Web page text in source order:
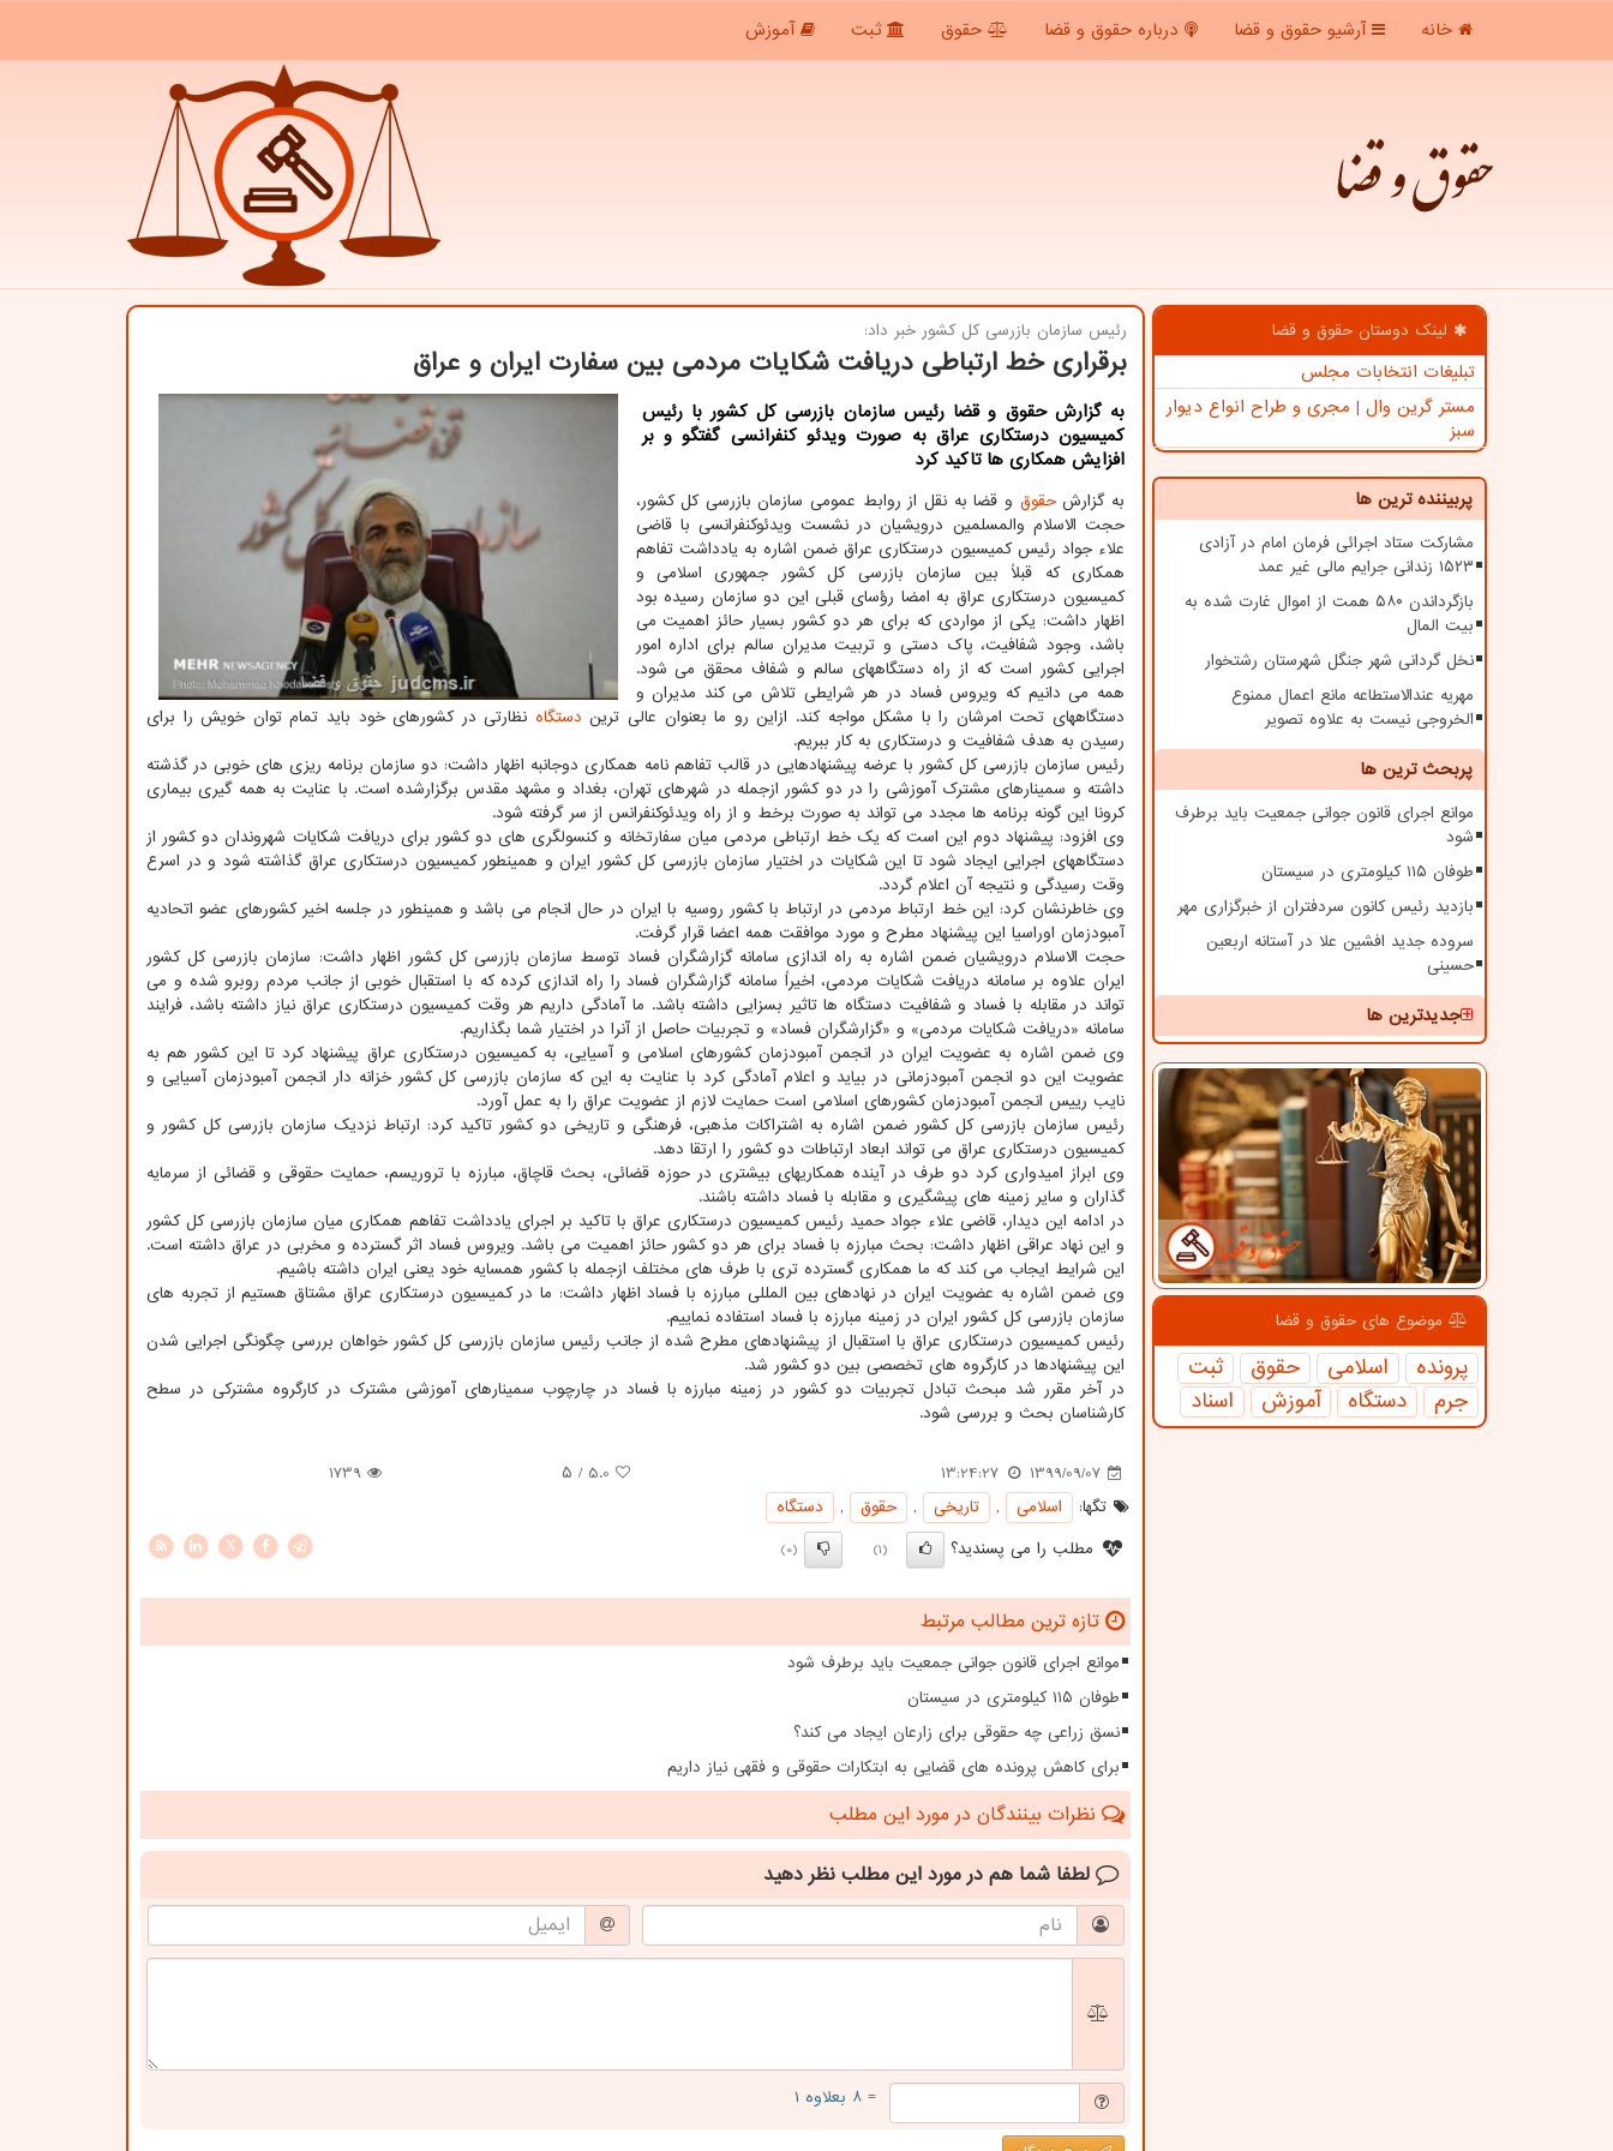
خانه آرشیو حقوق و قضا درباره حقوق و قضا حقوق ثبت آموزش
حقوق و قضا
لینک دوستان حقوق و قضا
تبلیغات انتخابات مجلس
مستر گرین وال | مجری و طراح انواع دیوار
سبز
پربیننده ترین ها
مشارکت ستاد اجرائی فرمان امام در آزادی
۱۵۲۳ زندانی جرایم مالی غیر عمد
بازگرداندن ۵۸۰ همت از اموال غارت شده به
بیت المال
نخل گردانی شهر جنگل شهرستان رشتخوار
مهریه عندالاستطاعه مانع اعمال ممنوع
الخروجی نیست به علاوه تصویر
پربحث ترین ها
موانع اجرای قانون جوانی جمعیت باید برطرف
شود
طوفان ۱۱۵ کیلومتری در سیستان
بازدید رئیس کانون سردفتران از خبرگزاری مهر
سروده جدید افشین علا در آستانه اربعین
حسینی
جدیدترین ها
موضوع های حقوق و قضا
پرونده اسلامی حقوق
ثبت
جرم
دستگاه آموزش اسناد
رئیس سازمان بازرسی كل كشور خبر داد:
برقراری خط ارتباطی دریافت شكایات مردمی بین سفارت ایران و عراق
به گزارش حقوق و قضا رئیس سازمان بازرسی كل كشور با رئیس
كمیسیون درستكاری عراق به صورت ویدئو كنفرانسی گفتگو و بر
افزایش همكاری ها تاكید كرد
به گزارشحقوق و قضا به نقل از روابط عمومی سازمان بازرسی کل کشور،
حجت الاسلام والمسلمین درویشیان در نشست ویدئوکنفرانسی با قاضی
علاء جواد رئیس کمیسیون درستکاری عراق ضمن اشاره به یادداشت تفاهم
همکاری که قبلاً بین سازمان بازرسی کل کشور جمهوری اسلامی و
کمیسیون درستکاری عراق به امضا رؤسای قبلی این دو سازمان رسیده بود
اظهار داشت: یکی از مواردی که برای هر دو کشور بسیار حائز اهمیت می
باشد، وجود شفافیت، پاک دستی و تربیت مدیران سالم برای اداره امور
اجرایی کشور است که از راه دستگاههای سالم و شفاف محقق می شود.
همه می دانیم که ویروس فساد در هر شرایطی تلاش می کند مدیران و
دستگاههای تحت امرشان را با مشکل مواجه کند. ازاین رو ما بعنوان عالی ترین دستگاه نظارتی در کشورهای خود باید تمام توان خویش را برای
رسیدن به هدف شفافیت و درستکاری به کار ببریم.
رئیس سازمان بازرسی کل کشور با عرضه پیشنهادهایی در قالب تفاهم نامه همکاری دوجانبه اظهار داشت: دو سازمان برنامه ریزی های خوبی در گذشته
داشته و سمینارهای مشترک آموزشی را در دو کشور ازجمله در شهرهای تهران، بغداد و مشهد مقدس برگزارشده است. با عنایت به همه گیری بیماری
کرونا این گونه برنامه ها مجدد می تواند به صورت برخط و از راه ویدئوکنفرانس از سر گرفته شود.
وی افزود: پیشنهاد دوم این است که یک خط ارتباطی مردمی میان سفارتخانه و کنسولگری های دو کشور برای دریافت شکایات شهروندان دو کشور از
دستگاههای اجرایی ایجاد شود تا این شکایات در اختیار سازمان بازرسی کل کشور ایران و همینطور کمیسیون درستکاری عراق گذاشته شود و در اسرع
وقت رسیدگی و نتیجه آن اعلام گردد.
وی خاطرنشان کرد: این خط ارتباط مردمی در ارتباط با کشور روسیه با ایران در حال انجام می باشد و همینطور در جلسه اخیر کشورهای عضو اتحادیه
آمبودزمان اوراسیا این پیشنهاد مطرح و مورد موافقت همه اعضا قرار گرفت.
حجت الاسلام درویشیان ضمن اشاره به راه اندازی سامانه گزارشگران فساد توسط سازمان بازرسی کل کشور اظهار داشت: سازمان بازرسی کل کشور
ایران علاوه بر سامانه دریافت شکایات مردمی، اخیراً سامانه گزارشگران فساد را راه اندازی کرده که با استقبال خوبی از جانب مردم روبرو شده و می
تواند در مقابله با فساد و شفافیت دستگاه ها تاثیر بسزایی داشته باشد. ما آمادگی داریم هر وقت کمیسیون درستکاری عراق نیاز داشته باشد، فرایند
سامانه «دریافت شکایات مردمی» و «گزارشگران فساد» و تجربیات حاصل از آنرا در اختیار شما بگذاریم.
وی ضمن اشاره به عضویت ایران در انجمن آمبودزمان کشورهای اسلامی و آسیایی، به کمیسیون درستکاری عراق پیشنهاد کرد تا این کشور هم به
عضویت این دو انجمن آمبودزمانی در بیاید و اعلام آمادگی کرد با عنایت به این که سازمان بازرسی کل کشور خزانه دار انجمن آمبودزمان آسیایی و
نایب رییس انجمن آمبودزمان کشورهای اسلامی است حمایت لازم از عضویت عراق را به عمل آورد.
رئیس سازمان بازرسی کل کشور ضمن اشاره به اشتراکات مذهبی، فرهنگی و تاریخی دو کشور تاکید کرد: ارتباط نزدیک سازمان بازرسی کل کشور و
کمیسیون درستکاری عراق می تواند ابعاد ارتباطات دو کشور را ارتقا دهد.
وی ابراز امیدواری کرد دو طرف در آینده همکاریهای بیشتری در حوزه قضائی، بحث قاچاق، مبارزه با تروریسم، حمایت حقوقی و قضائی از سرمایه
گذاران و سایر زمینه های پیشگیری و مقابله با فساد داشته باشند.
در ادامه این دیدار، قاضی علاء جواد حمید رئیس کمیسیون درستکاری عراق با تاکید بر اجرای یادداشت تفاهم همکاری میان سازمان بازرسی کل کشور
و این نهاد عراقی اظهار داشت: بحث مبارزه با فساد برای هر دو کشور حائز اهمیت می باشد. ویروس فساد اثر گسترده و مخربی در عراق داشته است.
این شرایط ایجاب می کند که ما همکاری گسترده تری با طرف های مختلف ازجمله با کشور همسایه خود یعنی ایران داشته باشیم.
وی ضمن اشاره به عضویت ایران در نهادهای بین المللی مبارزه با فساد اظهار داشت: ما در کمیسیون درستکاری عراق مشتاق هستیم از تجربه های
سازمان بازرسی کل کشور ایران در زمینه مبارزه با فساد استفاده نماییم.
رئیس کمیسیون درستکاری عراق با استقبال از پیشنهادهای مطرح شده از جانب رئیس سازمان بازرسی کل کشور خواهان بررسی چگونگی اجرایی شدن
این پیشنهادها در کارگروه های تخصصی بین دو کشور شد.
در آخر مقرر شد مبحث تبادل تجربیات دو کشور در زمینه مبارزه با فساد در چارچوب سمینارهای آموزشی مشترک در کارگروه مشترکی در سطح
کارشناسان بحث و بررسی شود.
1399/09/07
13:24:27
5.0 / ۵
1739
تگها:
اسلامی , تاریخی , حقوق ,
دستگاه
مطلب را می پسندید؟
(1)
(0)
X
تازه ترین مطالب مرتبط
موانع اجرای قانون جوانی جمعیت باید برطرف شود
طوفان ۱۱۵ کیلومتری در سیستان
نسق زراعی چه حقوقی برای زارعان ایجاد می کند؟
برای کاهش پرونده های قضایی به ابتکارات حقوقی و فقهی نیاز داریم
نظرات بینندگان در مورد این مطلب
لطفا شما هم در مورد این مطلب نظر دهید
= ۸ بعلاوه ۱